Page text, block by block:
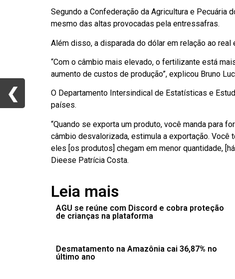
Segundo a Confederação da Agricultura e Pecuária
mesmo das altas provocadas pela entressafras.
Além disso, a disparada do dólar em relação ao
“Com o câmbio mais elevado, o fertilizante está
aumento de custos de produção”, explicou Bruno
O Departamento Intersindical de Estatísticas e
países.
“Quando se exporta um produto, você manda para
câmbio desvalorizada, estimula a exportação.
eles [os produtos] chegam em menor quantidade,
Dieese Patrícia Costa.
Leia mais
AGU se reúne com Discord e cobra proteção
de crianças na plataforma
Desmatamento na Amazônia cai 36,87% no
último ano
❮
❮